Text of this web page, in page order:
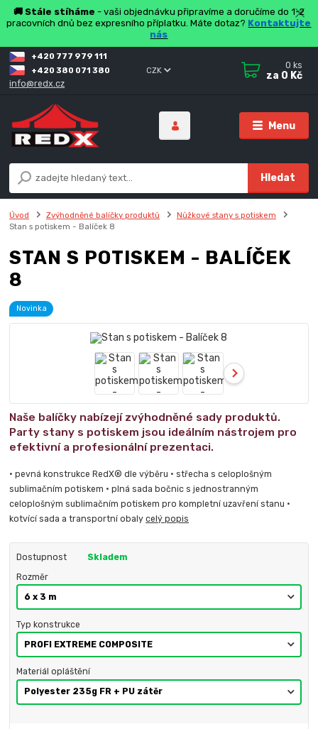
🚚 Stále stíháme - vaši objednávku připravíme a doručíme do 1-2
pracovních dnů bez expresního příplatku. Máte dotaz? Kontaktujte
nás
Menu
CZK
Hledat
+420 777 979 111
+420 380 071 380
info@redx.cz
0 ks
za 0 Kč
Úvod Zvýhodněné balíčky produktů
Nůžkové stany s potiskem
Stan s potiskem - Balíček 8
STAN S POTISKEM - BALÍČEK
8
Novinka
Naše balíčky nabízejí zvýhodněné sady produktů.
Party stany s potiskem jsou ideálním nástrojem pro
efektivní a profesionální prezentaci.
• pevná konstrukce RedX® dle výběru • střecha s celoplošným
sublimačním potiskem • plná sada bočnic s jednostranným
celoplošným sublimačním potiskem pro kompletní uzavření stanu •
kotvící sada a transportní obalycelý popis
Dostupnost Skladem
Rozměr
Typ konstrukce
Materiál opláštění